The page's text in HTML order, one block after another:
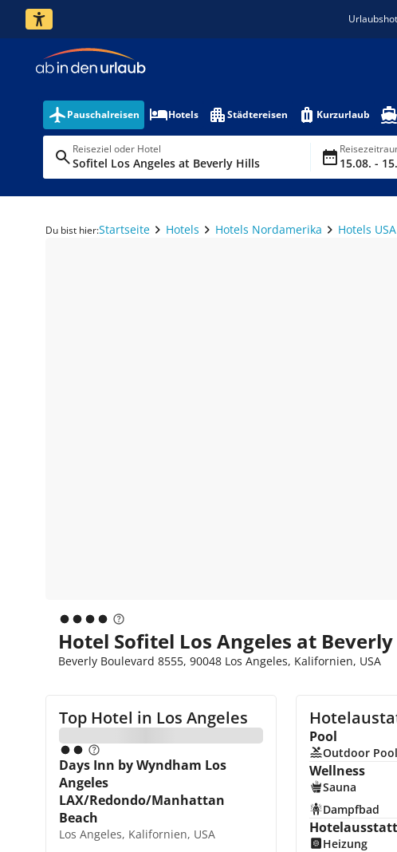
Pauschalreisen Hotels Städtereisen Kurzurlaub
Reiseziel oder Hotel
Sofitel Los Angeles at Beverly Hills 15.08. -
Du bist hier:Startseite Hotels Hotels Nordamerika Hotels USA
Hotel Sofitel Los Angeles at
Beverly Boulevard 8555, 90048 Los Angeles, Kalifornien, USA
Top Hotel in Los Angeles
Days Inn by Wyndham Los
Angeles
LAX/Redondo/Manhattan
Beach
Los Angeles, Kalifornien, USA
Pool
Outdoor Pool
Wellness
Sauna
Dampfbad
Heizung